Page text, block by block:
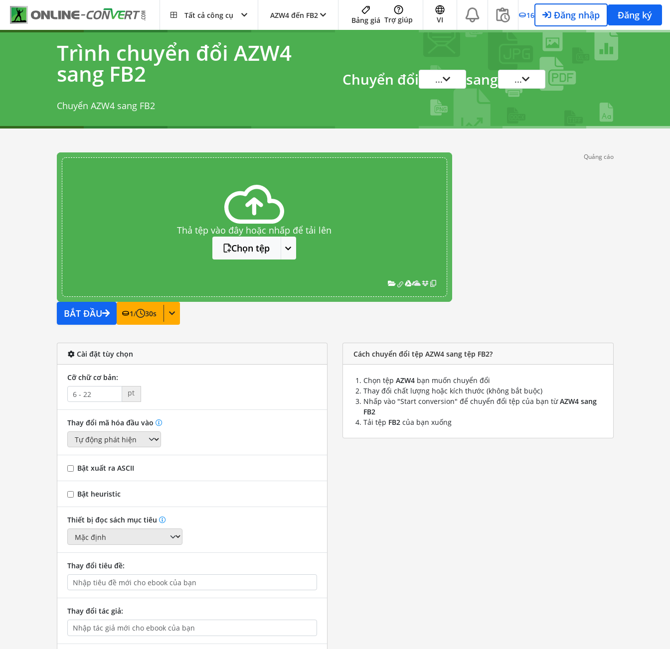
Tất cả công cụ AZW4 đến FB2
Bảng giá Trợ giúp VI 16 Đăng nhập Đăng ký
Trình chuyển đổi AZW4
sang FB2
Chuyển AZW4 sang FB2
Chuyển đổi ... sang ...
Thả tệp vào đây hoặc nhấp để tải lên
Chọn tệp
BẮT ĐẦU 1/ 30s
Quảng cáo
Cài đặt tùy chọn
Cỡ chữ cơ bản:
pt
Thay đổi mã hóa đầu vào
Bật xuất ra ASCII
Bật heuristic
Thiết bị đọc sách mục tiêu
Thay đổi tiêu đề:
Thay đổi tác giả:
Cách chuyển đổi tệp AZW4 sang tệp FB2?
Chọn tệp AZW4 bạn muốn chuyển đổi
Thay đổi chất lượng hoặc kích thước (không bắt buộc)
Nhấp vào "Start conversion" để chuyển đổi tệp của bạn từAZW4 sang
FB2
Tải tệp FB2 của bạn xuống